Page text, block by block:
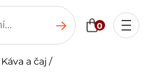
0
Káva a čaj /